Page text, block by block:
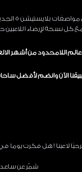
ومع
كل نسخة لإرضاء اللاعبين
اللامحدود من أشهر
الآن وانضم لأفضل
لاعبنا ! هل فكرت
شمّر عن